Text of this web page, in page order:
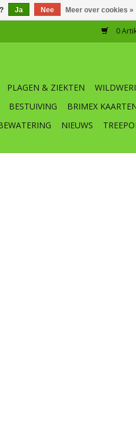
0
PLAGEN & ZIEKTEN
BESTUIVING BRIMEX
NIEUWS
Ja Nee Meer over cookies »